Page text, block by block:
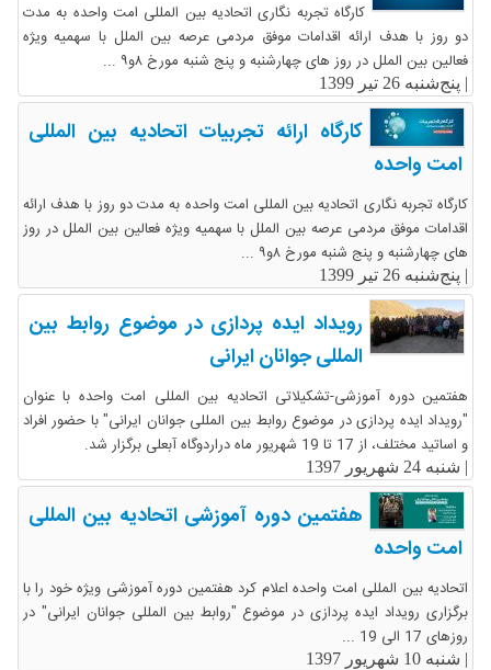
کارگاه تجربه نگاری اتحادیه بین المللی امت واحده به مدت
دو روز با هدف ارائه اقدامات موفق مردمی عرصه بین الملل با سهمیه ویژه
فعالین بین الملل در روز های چهارشنبه و پنج شنبه مورخ ۸و۹ ...
پنج‌شنبه 26 تیر 1399
کارگاه ارائه تجربیات اتحادیه بین المللی
امت واحده
کارگاه تجربه نگاری اتحادیه بین المللی امت واحده به مدت دو روز با هدف ارائه
اقدامات موفق مردمی عرصه بین الملل با سهمیه ویژه فعالین بین الملل در روز
های چهارشنبه و پنج شنبه مورخ ۸و۹ ...
پنج‌شنبه 26 تیر 1399
رویداد ایده پردازی در موضوع روابط بین
المللی جوانان ایرانی
هفتمین دوره آموزشی-تشکیلاتی اتحادیه بین المللی امت واحده با عنوان
"رویداد ایده پردازی در موضوع روابط بین المللی جوانان ایرانی" با حضور افراد
و اساتید مختلف، از 17 تا 19 شهریور ماه دراردوگاه آبعلی برگزار شد.
شنبه 24 شهریور 1397
هفتمین دوره آموزشی اتحادیه بین المللی
امت واحده
اتحادیه بین المللی امت واحده اعلام کرد هفتمین دوره آموزشی ویژه خود را با
برگزاری رویداد ایده پردازی در موضوع "روابط بین المللی جوانان ایرانی" در
روزهای 17 الی 19 ...
شنبه 10 شهریور 1397